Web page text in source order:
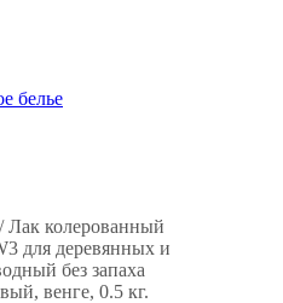
белье
/ Лак колерованный
для деревянных и
без запаха
венге, 0.5 кг.